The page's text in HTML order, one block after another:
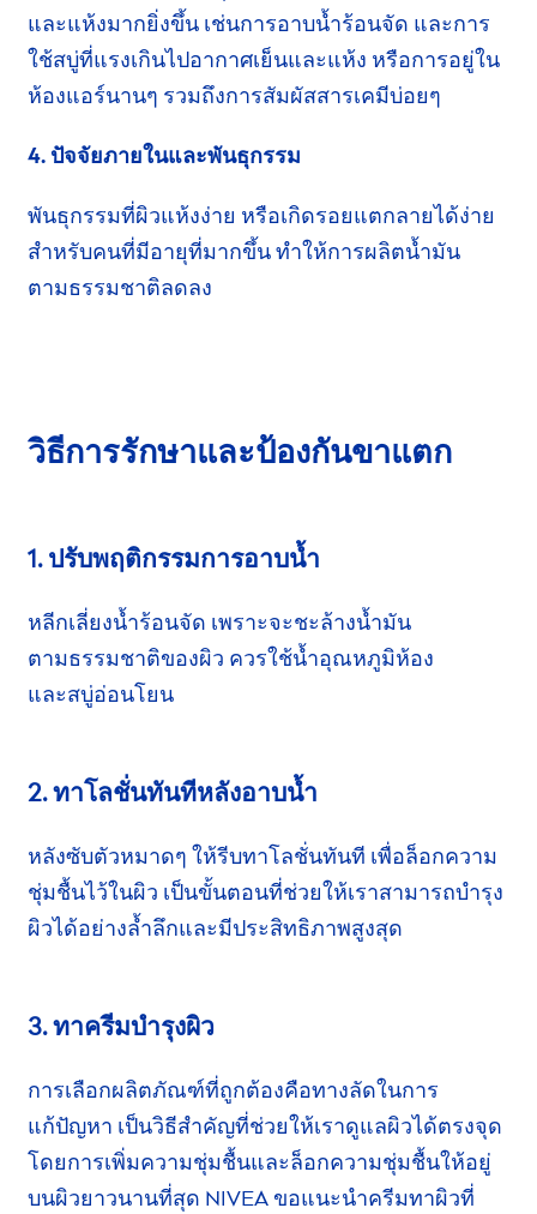
และแห้งมากยิ่งขึ้น เช่นการอาบน้ำร้อนจัด และการ
ใช้สบู่ที่แรงเกินไปอากาศเย็นและแห้ง หรือการอยู่ใน
ห้องแอร์นานๆ รวมถึงการสัมผัสสารเคมีบ่อยๆ
4. ปัจจัยภายในและพันธุกรรม
พันธุกรรมที่ผิวแห้งง่าย หรือเกิดรอยแตกลายได้ง่าย
สำหรับคนที่มีอายุที่มากขึ้น ทำให้การผลิตน้ำมัน
ตามธรรมชาติลดลง
วิธีการรักษาและป้องกันขาแตก
1. ปรับพฤติกรรมการอาบน้ำ
หลีกเลี่ยงน้ำร้อนจัด เพราะจะชะล้างน้ำมัน
ตามธรรมชาติของผิว ควรใช้น้ำอุณหภูมิห้อง
และสบู่อ่อนโยน
2. ทาโลชั่นทันทีหลังอาบน้ำ
หลังซับตัวหมาดๆ ให้รีบทาโลชั่นทันที เพื่อล็อกความ
ชุ่มชื้นไว้ในผิว เป็นขั้นตอนที่ช่วยให้เราสามารถบำรุง
ผิวได้อย่างล้ำลึกและมีประสิทธิภาพสูงสุด
3. ทาครีมบำรุงผิว
การเลือกผลิตภัณฑ์ที่ถูกต้องคือทางลัดในการ
แก้ปัญหา เป็นวิธีสำคัญที่ช่วยให้เราดูแลผิวได้ตรงจุด
โดยการเพิ่มความชุ่มชื้นและล็อกความชุ่มชื้นให้อยู่
บนผิวยาวนานที่สุด NIVEA ขอแนะนำครีมทาผิวที่